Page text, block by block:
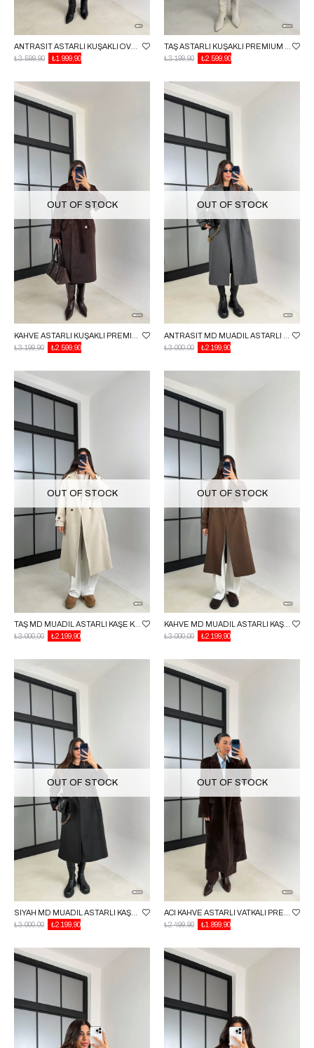
₺1.999,90
₺3.599,90
₺2.599,90
₺3.199,90
OUT OF STOCK
₺2.599,90
₺3.199,90
OUT OF STOCK
₺2.199,90
₺3.000,00
OUT OF STOCK
TAŞ MD MUADIL ASTARLI KAŞE KABAN GAUS-00613
₺2.199,90
₺3.000,00
OUT OF STOCK
₺2.199,90
₺3.000,00
OUT OF STOCK
₺2.199,90
₺3.000,00
OUT OF STOCK
₺1.899,90
₺2.499,90